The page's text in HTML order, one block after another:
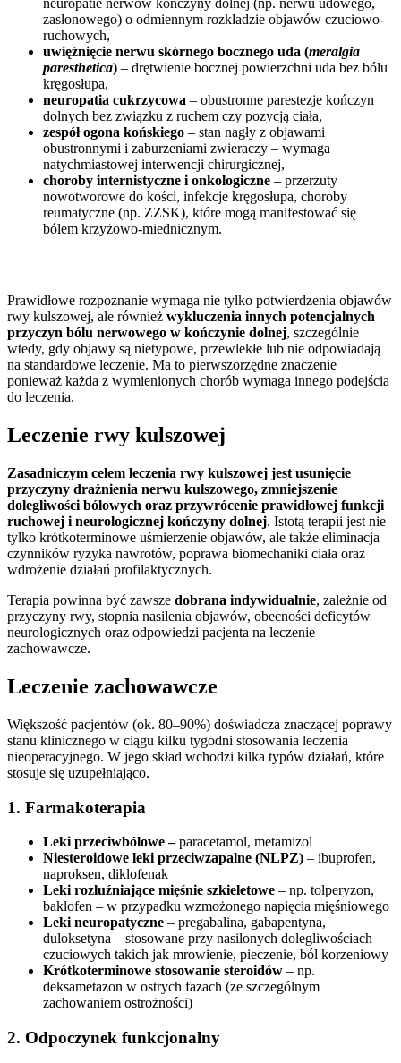
neuropatie nerwów kończyny dolnej (np. nerwu udowego,
zasłonowego) o odmiennym rozkładzie objawów czuciowo-
ruchowych,
uwięźnięcie nerwu skórnego bocznego uda (meralgia
paresthetica) – drętwienie bocznej powierzchni uda bez bólu
kręgosłupa,
neuropatia cukrzycowa – obustronne parestezje kończyn
dolnych bez związku z ruchem czy pozycją ciała,
zespół ogona końskiego – stan nagły z objawami
obustronnymi i zaburzeniami zwieraczy – wymaga
natychmiastowej interwencji chirurgicznej,
choroby internistyczne i onkologiczne – przerzuty
nowotworowe do kości, infekcje kręgosłupa, choroby
reumatyczne (np. ZZSK), które mogą manifestować się
bólem krzyżowo-miednicznym.
Prawidłowe rozpoznanie wymaga nie tylko potwierdzenia objawów
rwy kulszowej, ale również wykluczenia innych potencjalnych
przyczyn bólu nerwowego w kończynie dolnej, szczególnie
wtedy, gdy objawy są nietypowe, przewlekłe lub nie odpowiadają
na standardowe leczenie. Ma to pierwszorzędne znaczenie
ponieważ każda z wymienionych chorób wymaga innego podejścia
do leczenia.
Leczenie rwy kulszowej
Zasadniczym celem leczenia rwy kulszowej jest usunięcie
przyczyny drażnienia nerwu kulszowego, zmniejszenie
dolegliwości bólowych oraz przywrócenie prawidłowej funkcji
ruchowej i neurologicznej kończyny dolnej. Istotą terapii jest nie
tylko krótkoterminowe uśmierzenie objawów, ale także eliminacja
czynników ryzyka nawrotów, poprawa biomechaniki ciała oraz
wdrożenie działań profilaktycznych.
Terapia powinna być zawsze dobrana indywidualnie, zależnie od
przyczyny rwy, stopnia nasilenia objawów, obecności deficytów
neurologicznych oraz odpowiedzi pacjenta na leczenie
zachowawcze.
Leczenie zachowawcze
Większość pacjentów (ok. 80–90%) doświadcza znaczącej poprawy
stanu klinicznego w ciągu kilku tygodni stosowania leczenia
nieoperacyjnego. W jego skład wchodzi kilka typów działań, które
stosuje się uzupełniająco.
1. Farmakoterapia
Leki przeciwbólowe –paracetamol, metamizol
Niesteroidowe leki przeciwzapalne (NLPZ) – ibuprofen,
naproksen, diklofenak
Leki rozluźniające mięśnie szkieletowe – np. tolperyzon,
baklofen – w przypadku wzmożonego napięcia mięśniowego
Leki neuropatyczne – pregabalina, gabapentyna,
duloksetyna – stosowane przy nasilonych dolegliwościach
czuciowych takich jak mrowienie, pieczenie, ból korzeniowy
Krótkoterminowe stosowanie steroidów – np.
deksametazon w ostrych fazach (ze szczególnym
zachowaniem ostrożności)
2. Odpoczynek funkcjonalny